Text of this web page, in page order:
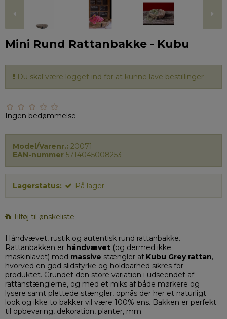
Mini Rund Rattanbakke - Kubu
Du skal være logget ind for at kunne lave bestillinger
Ingen bedømmelse
Model/Varenr.: 20071
EAN-nummer 5714045008253
Lagerstatus: På lager
Tilføj til ønskeliste
Håndvævet, rustik og autentisk rund rattanbakke.
Rattanbakken er håndvævet (og dermed ikke
maskinlavet) med massive stængler af Kubu Grey rattan,
hvorved en god slidstyrke og holdbarhed sikres for
produktet. Grundet den store variation i udseendet af
rattanstænglerne, og med et miks af både mørkere og
lysere samt plettede stængler, opnås der her et naturligt
look og ikke to bakker vil være 100% ens. Bakken er perfekt
til opbevaring, dekoration, planter, mm.